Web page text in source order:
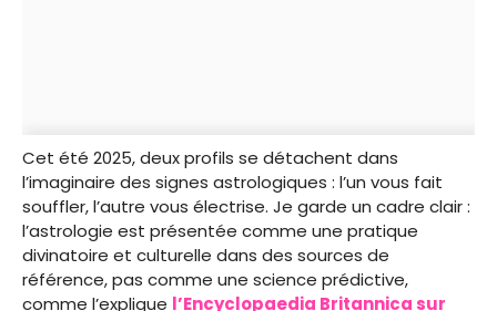
Cet été 2025, deux profils se détachent dans
l’imaginaire des signes astrologiques : l’un vous fait
souffler, l’autre vous électrise. Je garde un cadre clair :
l’astrologie est présentée comme une pratique
divinatoire et culturelle dans des sources de
référence, pas comme une science prédictive,
comme l’explique l’Encyclopaedia Britannica sur